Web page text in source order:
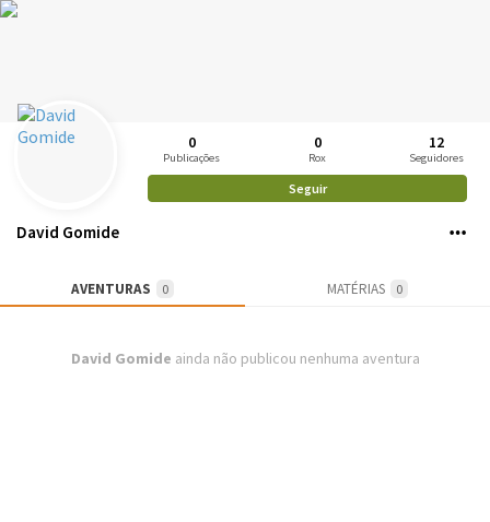
0
Publicações
0
Rox
12
Seguidores
Seguir
David Gomide
AVENTURAS 0 MATÉRIAS 0
David Gomide ainda não publicou nenhuma aventura